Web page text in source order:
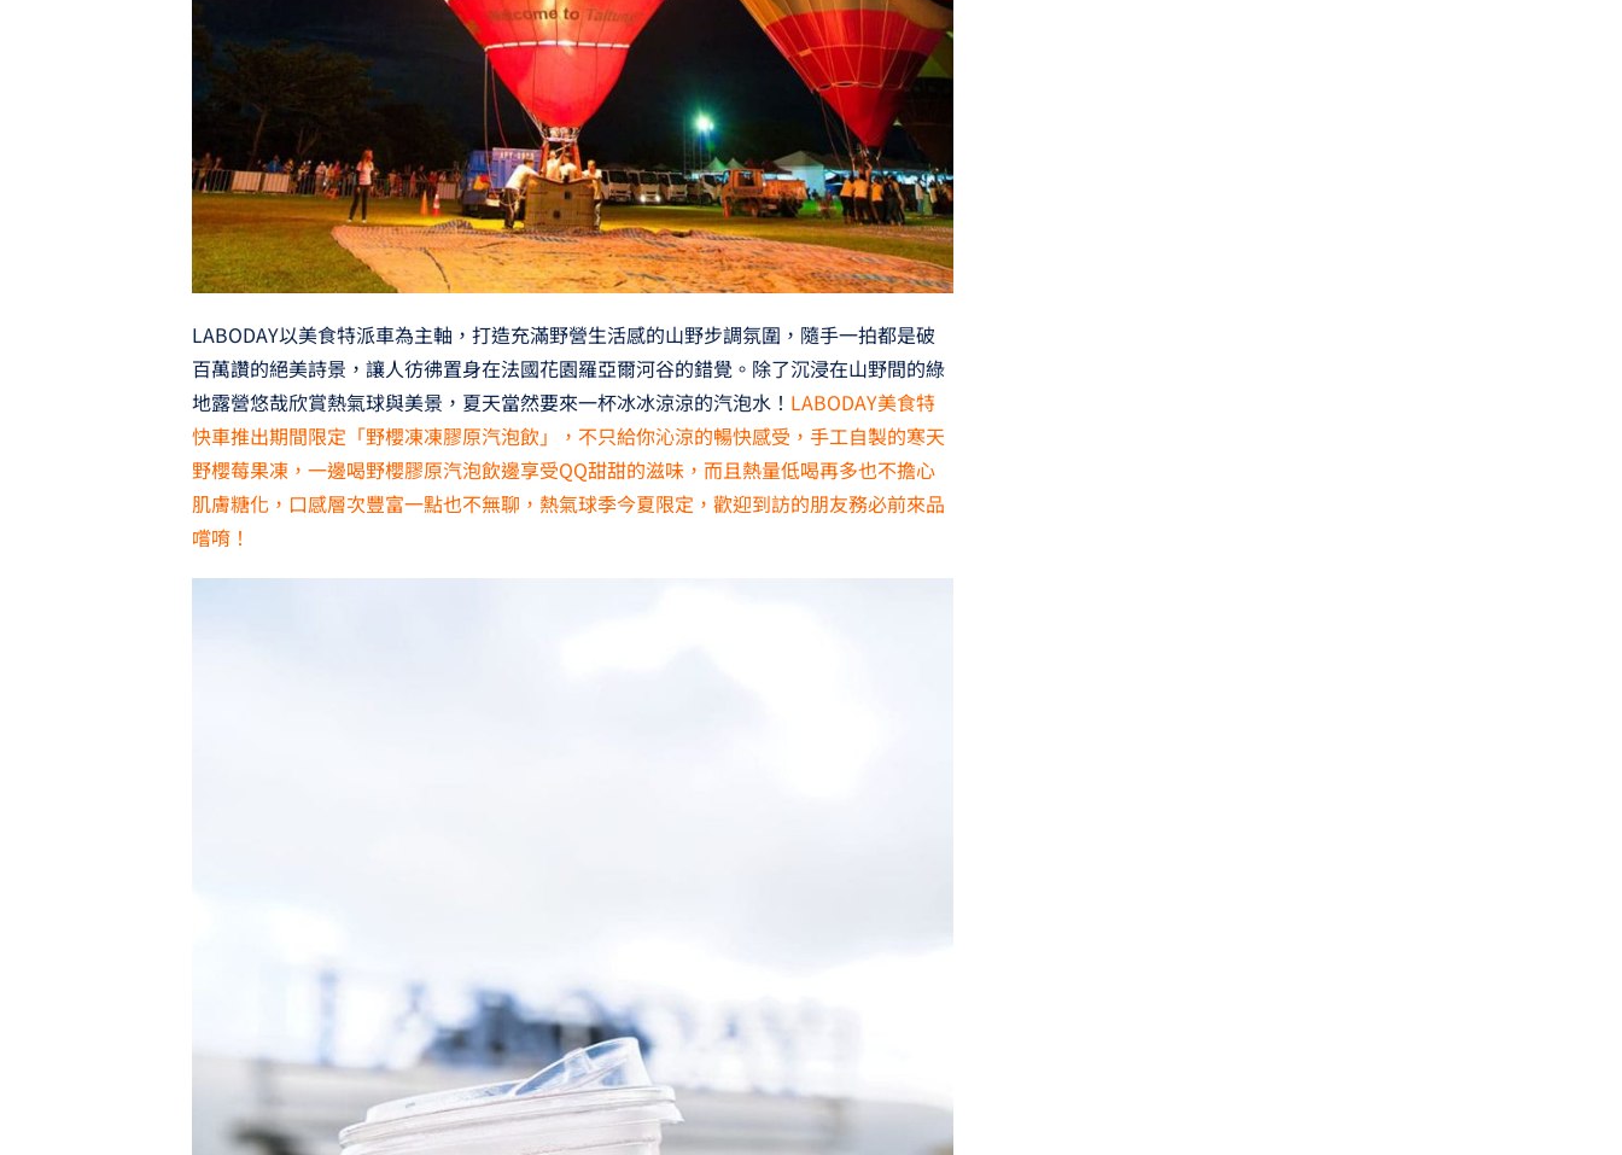
LABODAY以美食特派車為主軸，打造充滿野營生活感的山野步調氛圍，隨手一拍都是破
百萬讚的絕美詩景，讓人彷彿置身在法國花園羅亞爾河谷的錯覺。除了沉浸在山野間的綠
地露營悠哉欣賞熱氣球與美景，夏天當然要來一杯冰冰涼涼的汽泡水！ LABODAY美食特
快車推出期間限定「野櫻凍凍膠原汽泡飲」，不只給你沁涼的暢快感受，手工自製的寒天
野櫻莓果凍，一邊喝野櫻膠原汽泡飲邊享受QQ甜甜的滋味，而且熱量低喝再多也不擔心
肌膚糖化，口感層次豐富一點也不無聊，熱氣球季今夏限定，歡迎到訪的朋友務必前來品
嚐唷！